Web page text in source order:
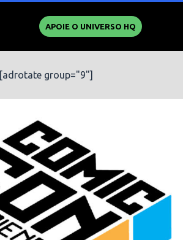
APOIE O UNIVERSO HQ
[adrotate group="9"]